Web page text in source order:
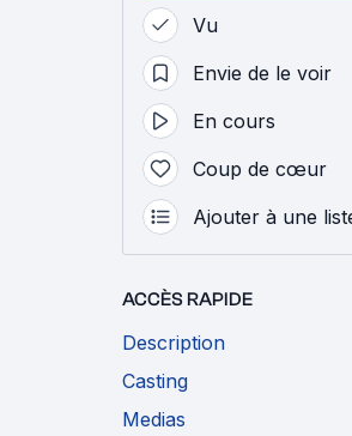
Vu
Envie de le voir
En cours
Coup de cœur
Ajouter à une
ACCÈS RAPIDE
Description
Casting
Medias